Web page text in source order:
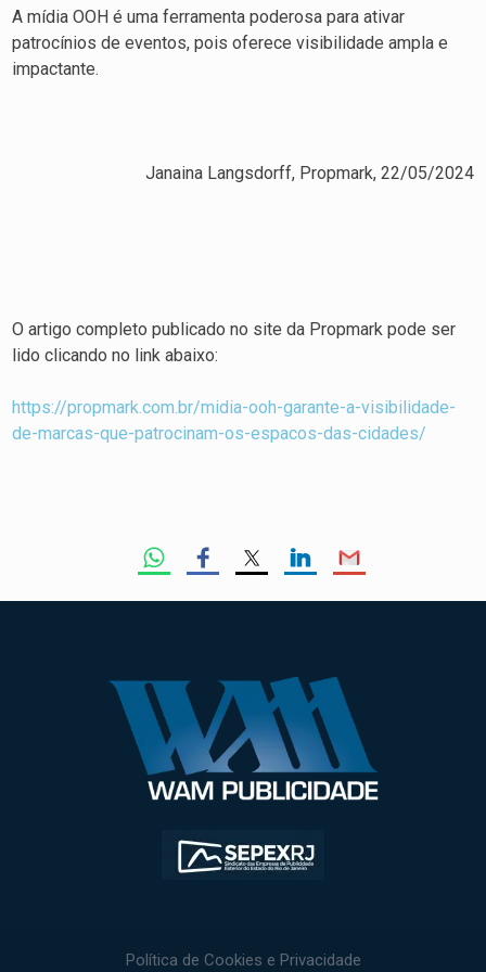
A mídia OOH é uma ferramenta poderosa para ativar
patrocínios de eventos, pois oferece visibilidade ampla e
impactante.
Janaina Langsdorff, Propmark, 22/05/2024
O artigo completo publicado no site da Propmark pode ser
lido clicando no link abaixo:
https://propmark.com.br/midia-ooh-garante-a-visibilidade-
de-marcas-que-patrocinam-os-espacos-das-cidades/
Política de Cookies e Privacidade